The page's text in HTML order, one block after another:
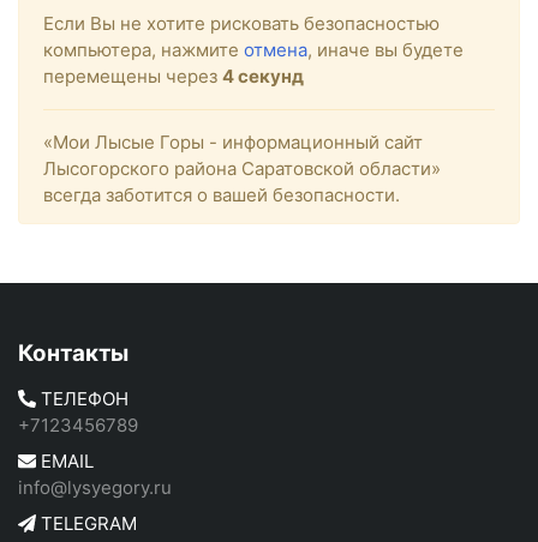
Если Вы не хотите рисковать безопасностью
компьютера, нажмите отмена, иначе вы будете
перемещены через 4секунд
«Мои Лысые Горы - информационный сайт
Лысогорского района Саратовской области»
всегда заботится о вашей безопасности.
Контакты
ТЕЛЕФОН
+7123456789
EMAIL
info@lysyegory.ru
TELEGRAM